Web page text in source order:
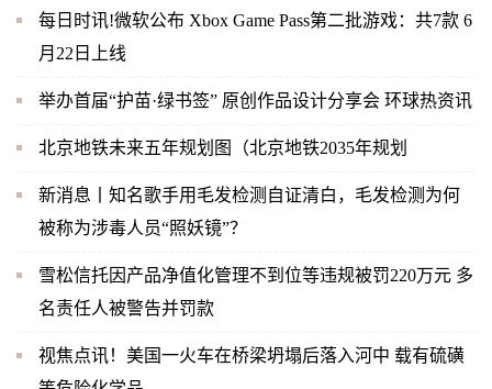
每日时讯!微软公布 Xbox Game Pass第二批游戏：共7款 6
月22日上线
举办首届“护苗·绿书签” 原创作品设计分享会 环球热资讯
北京地铁未来五年规划图（北京地铁2035年规划
新消息丨知名歌手用毛发检测自证清白，毛发检测为何
被称为涉毒人员“照妖镜”？
雪松信托因产品净值化管理不到位等违规被罚220万元 多
名责任人被警告并罚款
视焦点讯！美国一火车在桥梁坍塌后落入河中 载有硫磺